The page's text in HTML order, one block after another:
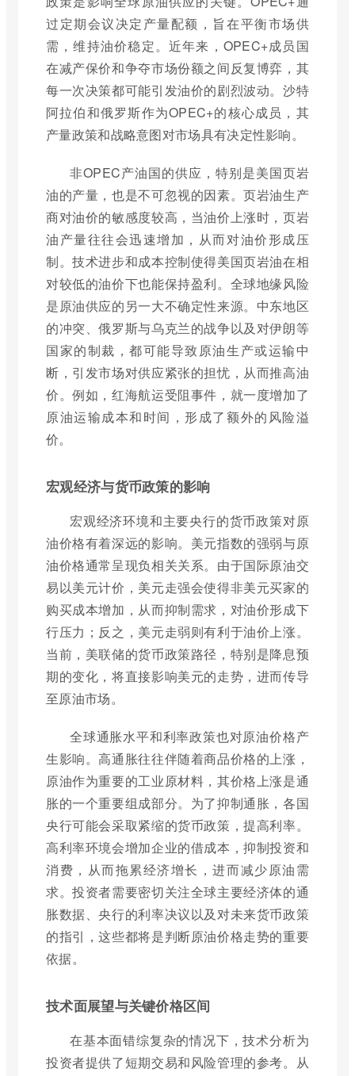
过定期会议决定产量配额，旨在平衡市场供
需，维持油价稳定。近年来，OPEC+成员国
在减产保价和争夺市场份额之间反复博弈，其
每一次决策都可能引发油价的剧烈波动。沙特
阿拉伯和俄罗斯作为OPEC+的核心成员，其
产量政策和战略意图对市场具有决定性影响。
非OPEC产油国的供应，特别是美国页岩
油的产量，也是不可忽视的因素。页岩油生产
商对油价的敏感度较高，当油价上涨时，页岩
油产量往往会迅速增加，从而对油价形成压
制。技术进步和成本控制使得美国页岩油在相
对较低的油价下也能保持盈利。全球地缘风险
是原油供应的另一大不确定性来源。中东地区
的冲突、俄罗斯与乌克兰的战争以及对伊朗等
国家的制裁，都可能导致原油生产或运输中
断，引发市场对供应紧张的担忧，从而推高油
价。例如，红海航运受阻事件，就一度增加了
原油运输成本和时间，形成了额外的风险溢
价。
宏观经济与货币政策的影响
宏观经济环境和主要央行的货币政策对原
油价格有着深远的影响。美元指数的强弱与原
油价格通常呈现负相关关系。由于国际原油交
易以美元计价，美元走强会使得非美元买家的
购买成本增加，从而抑制需求，对油价形成下
行压力；反之，美元走弱则有利于油价上涨。
当前，美联储的货币政策路径，特别是降息预
期的变化，将直接影响美元的走势，进而传导
至原油市场。
全球通胀水平和利率政策也对原油价格产
生影响。高通胀往往伴随着商品价格的上涨，
原油作为重要的工业原材料，其价格上涨是通
胀的一个重要组成部分。为了抑制通胀，各国
央行可能会采取紧缩的货币政策，提高利率。
高利率环境会增加企业的借成本，抑制投资和
消费，从而拖累经济增长，进而减少原油需
求。投资者需要密切关注全球主要经济体的通
胀数据、央行的利率决议以及对未来货币政策
的指引，这些都将是判断原油价格走势的重要
依据。
技术面展望与关键价格区间
在基本面错综复杂的情况下，技术分析为
投资者提供了短期交易和风险管理的参考。从